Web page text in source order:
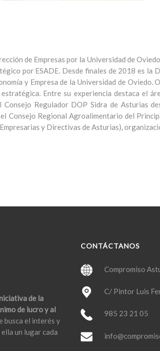
de Empresas por la Universidad de
por ESADE. Desde finales de 2018 es la
y Empresa de la Universidad de
Entre su experiencia destaca el
Regulador DOP Sidra de Asturias
Consejo Regional Agroalimentario del
y Directivas de Asturias),
de la
de lucro y al
busca el interés y
un lugar cada
CONTÁCTANOS
Compromiso
C/ Pintor Luis
985 23 21 05